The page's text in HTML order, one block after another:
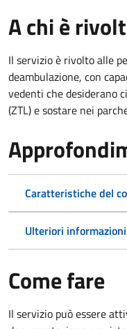
A chi è
Il servizio è rivolto alle
deambulazione, con
vedenti che desiderano
(ZTL) e sostare nei
Caratteristiche del
Ulteriori informazioni
Come fare
Il servizio può essere